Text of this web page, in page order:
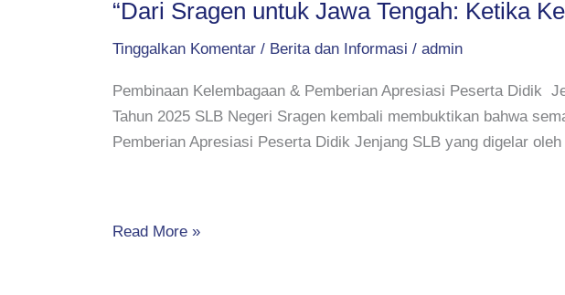
“Dari Sragen untuk Jawa Tengah: Ketika
Tinggalkan Komentar / Berita dan Informasi / admin
Pembinaan Kelembagaan & Pemberian Apresiasi Peserta Didik
Tahun 2025 SLB Negeri Sragen kembali membuktikan bahwa
Pemberian Apresiasi Peserta Didik Jenjang SLB yang digelar
Read More »